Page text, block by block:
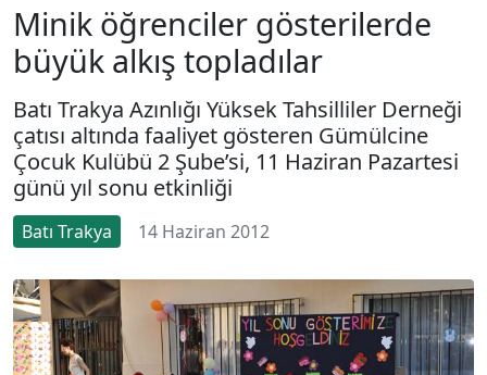
Minik öğrenciler gösterilerde
büyük alkış topladılar
Batı Trakya Azınlığı Yüksek Tahsilliler Derneği
çatısı altında faaliyet gösteren Gümülcine
Çocuk Kulübü 2 Şube’si, 11 Haziran Pazartesi
günü yıl sonu etkinliği
Batı Trakya 14 Haziran 2012